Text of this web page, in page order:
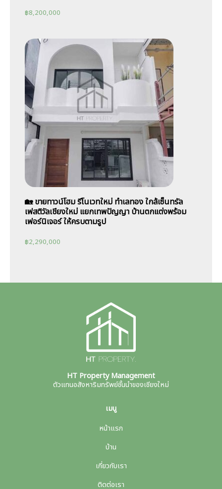
฿8,200,000
🏡 ขายทาวน์โฮม รีโนเวทใหม่ ทำเลทอง ใกล้เซ็นทรัล
เฟสติวัลเชียงใหม่ แยกเทพปัญญา บ้านตกแต่งพร้อม
เฟอร์นิเจอร์ ให้ครบตามรูป
฿2,290,000
HT Property Management
ตัวแทนอสังหาริมทรัพย์ชั้นนำของเชียงใหม่
เมนู
หน้าแรก
บ้าน
เกี่ยวกับเรา
ติดต่อเรา